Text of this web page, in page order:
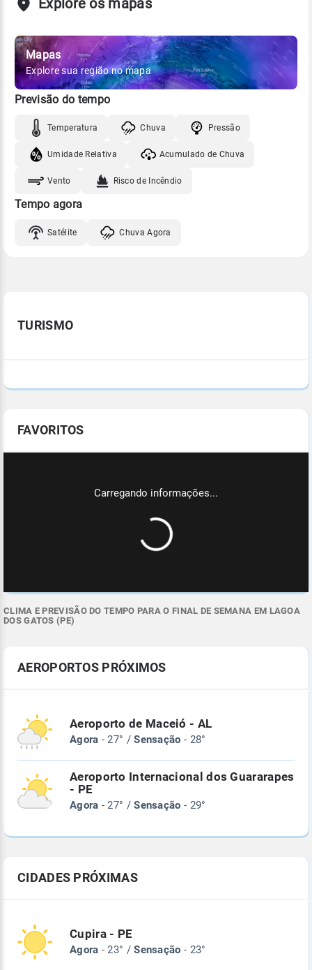
Explore os mapas
Mapas
Explore sua região no mapa
Previsão do tempo
Temperatura Chuva Pressão
Umidade Relativa Acumulado de Chuva
Vento Risco de Incêndio
Tempo agora
Satélite Chuva Agora
TURISMO
FAVORITOS
CLIMA E PREVISÃO DO TEMPO PARA O FINAL DE SEMANA EM LAGOA
DOS GATOS (PE)
AEROPORTOS PRÓXIMOS
Aeroporto de Maceió - AL
Agora - 27° /Sensação - 28°
Aeroporto Internacional dos Guararapes
- PE
Agora - 27° /Sensação - 29°
CIDADES PRÓXIMAS
Cupira - PE
Agora - 23° /Sensação - 23°